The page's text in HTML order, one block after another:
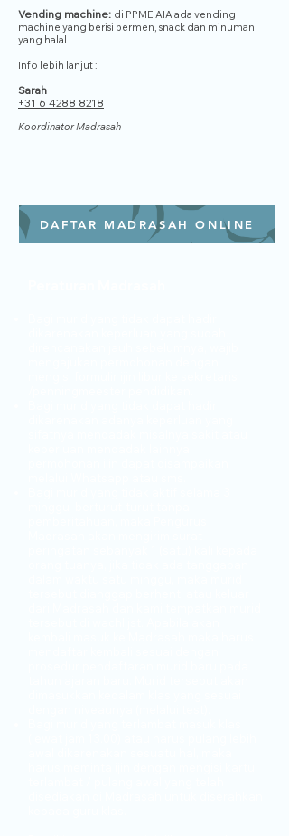
Vending machine: di PPME AIA ada vending
machine yang berisi permen, snack dan minuman
yang halal.
Info lebih lanjut :
Sarah
+31 6 4288 8218
Koordinator Madrasah
DAFTAR MADRASAH ONLINE